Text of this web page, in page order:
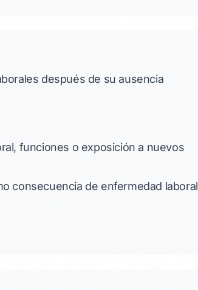
después de su ausencia
funciones o exposición a nuevos
consecuencia de enfermedad laboral